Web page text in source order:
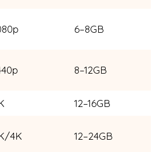
6–8GB
8–12GB
12–16GB
4K 12–24GB